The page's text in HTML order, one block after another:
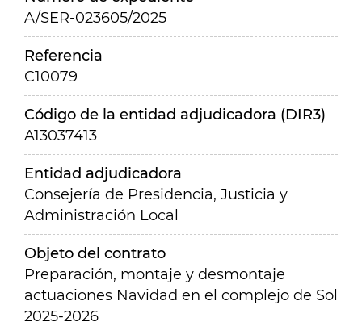
A/SER-023605/2025
Referencia
C10079
Código de la entidad adjudicadora (DIR3)
A13037413
Entidad adjudicadora
Consejería de Presidencia, Justicia y
Administración Local
Objeto del contrato
Preparación, montaje y desmontaje
actuaciones Navidad en el complejo de Sol
2025-2026